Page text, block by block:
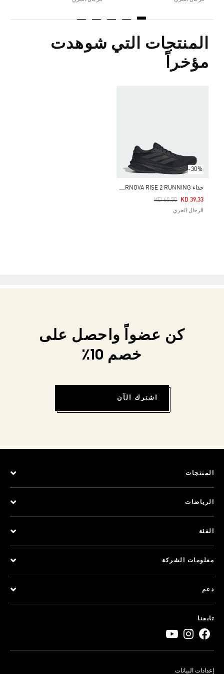
المنتجات التي شوهدت
مؤخراً
-30%
ح
ذاء SUPERNOVA RISE 2 RUNNING
Price Reduced From
KD 60.50
To KD 39.33
الرجال الجري
كن عضواً واحصل على
خصم 10٪
اشترك الآن
المنتجات
الرياضات
الفئة
معلومات الشركة
دعم
تابعنا
إعدادات البيانات